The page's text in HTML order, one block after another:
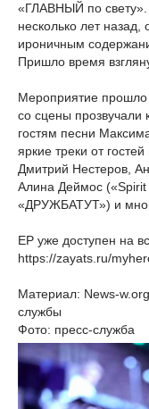
«ГЛАВНЫЙ по свету».
несколько лет
ироничным
Пришло время
Мероприятие прошло
со сцены прозвучали
гостям песни
яркие треки от
Дмитрий Нестеров,
Алина Деймос («Spirit
«ДРУЖБАТУТ») и
EP уже доступен на
https://zayats.ru/
Материал: News-
службы
Фото: пресс-служба